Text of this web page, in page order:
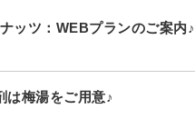
ッツ：WEBプランのご案内♪
は梅湯をご用意♪